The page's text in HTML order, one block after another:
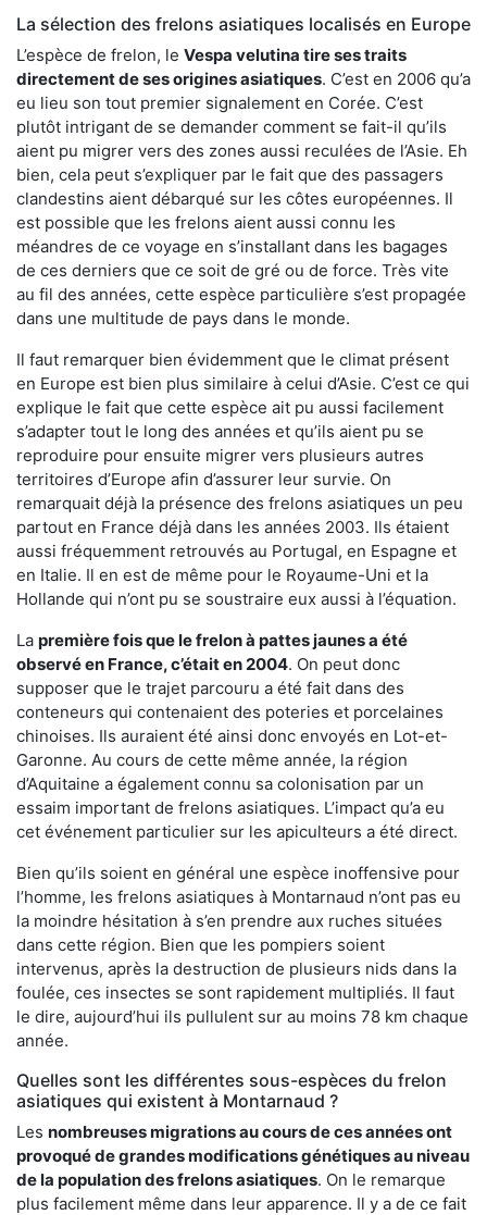
La sélection des frelons asiatiques localisés en Europe
L’espèce de frelon, le Vespa velutina tire ses traits
directement de ses origines asiatiques. C’est en 2006 qu’a
eu lieu son tout premier signalement en Corée. C’est
plutôt intrigant de se demander comment se fait-il qu’ils
aient pu migrer vers des zones aussi reculées de l’Asie. Eh
bien, cela peut s’expliquer par le fait que des passagers
clandestins aient débarqué sur les côtes européennes. Il
est possible que les frelons aient aussi connu les
méandres de ce voyage en s’installant dans les bagages
de ces derniers que ce soit de gré ou de force. Très vite
au fil des années, cette espèce particulière s’est propagée
dans une multitude de pays dans le monde.
Il faut remarquer bien évidemment que le climat présent
en Europe est bien plus similaire à celui d’Asie. C’est ce qui
explique le fait que cette espèce ait pu aussi facilement
s’adapter tout le long des années et qu’ils aient pu se
reproduire pour ensuite migrer vers plusieurs autres
territoires d’Europe afin d’assurer leur survie. On
remarquait déjà la présence des frelons asiatiques un peu
partout en France déjà dans les années 2003. Ils étaient
aussi fréquemment retrouvés au Portugal, en Espagne et
en Italie. Il en est de même pour le Royaume-Uni et la
Hollande qui n’ont pu se soustraire eux aussi à l’équation.
La première fois que le frelon à pattes jaunes a été
observé en France, c’était en 2004. On peut donc
supposer que le trajet parcouru a été fait dans des
conteneurs qui contenaient des poteries et porcelaines
chinoises. Ils auraient été ainsi donc envoyés en Lot-et-
Garonne. Au cours de cette même année, la région
d’Aquitaine a également connu sa colonisation par un
essaim important de frelons asiatiques. L’impact qu’a eu
cet événement particulier sur les apiculteurs a été direct.
Bien qu’ils soient en général une espèce inoffensive pour
l’homme, les frelons asiatiques à Montarnaud n’ont pas eu
la moindre hésitation à s’en prendre aux ruches situées
dans cette région. Bien que les pompiers soient
intervenus, après la destruction de plusieurs nids dans la
foulée, ces insectes se sont rapidement multipliés. Il faut
le dire, aujourd’hui ils pullulent sur au moins 78 km chaque
année.
Quelles sont les différentes sous-espèces du frelon
asiatiques qui existent à Montarnaud ?
Les nombreuses migrations au cours de ces années ont
provoqué de grandes modifications génétiques au niveau
de la population des frelons asiatiques. On le remarque
plus facilement même dans leur apparence. Il y a de ce fait